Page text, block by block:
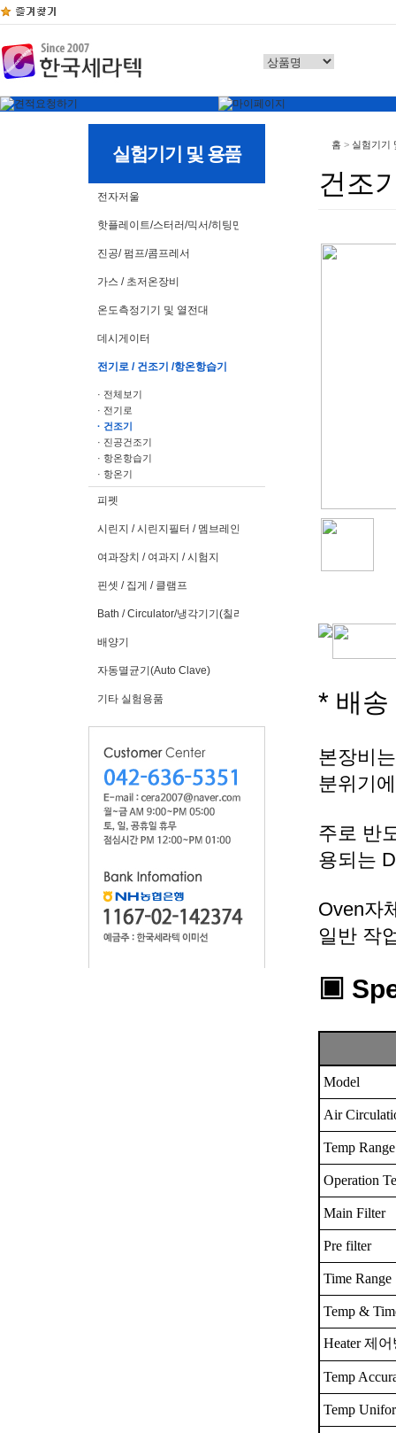
실험기기 및 용품
전자저울
핫플레이트/스터러/믹서/히팅맨틀
진공/ 펌프/콤프레서
가스 / 초저온장비
온도측정기기 및 열전대
데시게이터
전기로 / 건조기 /항온항습기
· 전체보기
· 전기로
· 건조기
· 진공건조기
· 항온항습기
· 항온기
피펫
시린지 / 시린지필터 / 멤브레인필터
여과장치 / 여과지 / 시험지
핀셋 / 집게 / 클램프
Bath / Circulator/냉각기기(칠러)
배양기
자동멸균기(Auto Clave)
기타 실험용품
홈 > 실험기기
건조
* 배
본장비
분위기
주로 반
용되는
Oven자
일반 작
▣ S
Model
Air
Temp Range
Operation
Main Filter
Pre filter
Time Range
Temp &
Heater 제
Temp
Temp